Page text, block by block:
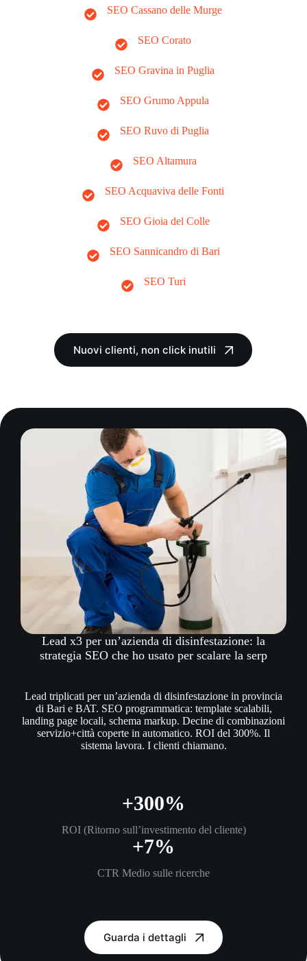
SEO Cassano delle Murge
SEO Corato
SEO Gravina in Puglia
SEO Grumo Appula
SEO Ruvo di Puglia
SEO Altamura
SEO Acquaviva delle Fonti
SEO Gioia del Colle
SEO Sannicandro di Bari
SEO Turi
Nuovi clienti, non click inutili
Lead x3 per un’azienda di disinfestazione: la
strategia SEO che ho usato per scalare la serp
Lead triplicati per un’azienda di disinfestazione in provincia
di Bari e BAT. SEO programmatica: template scalabili,
landing page locali, schema markup. Decine di combinazioni
servizio+città coperte in automatico. ROI del 300%. Il
sistema lavora. I clienti chiamano.
+300%
ROI (Ritorno sull’investimento del cliente)
+7%
CTR Medio sulle ricerche
Guarda i dettagli